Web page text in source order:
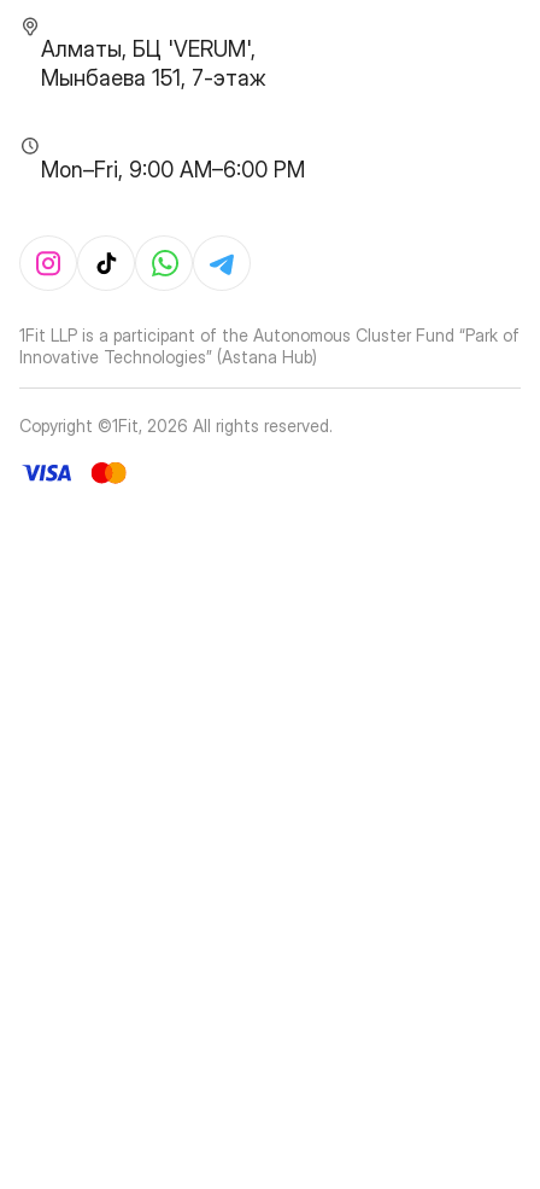
Алматы, БЦ 'VERUM',
Мынбаева 151, 7-этаж
Mon–Fri, 9:00 AM–6:00 PM
1Fit LLP is a participant of the Autonomous Cluster Fund “Park of
Innovative Technologies” (Astana Hub)
Copyright ©1Fit, 2026 All rights reserved.